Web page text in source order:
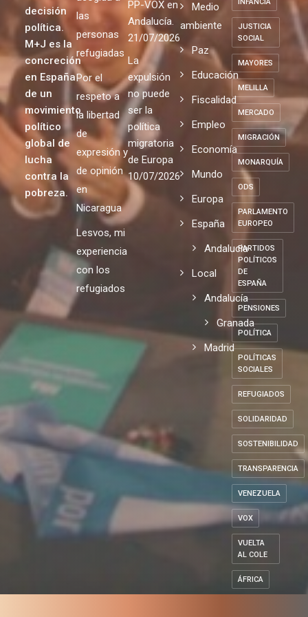
decisión
política.
M+J es la
concreción
en España
de un
movimiento
político
global de
lucha
contra la
pobreza.
las
personas
refugiadas
Por el
respeto a
la libertad
de
expresión y
de opinión
en
Nicaragua
Lesvos, mi
experiencia
con los
refugiados
PP-VOX en
Andalucía.
21/07/2026
La
expulsión
no puede
ser la
política
migratoria
de Europa
10/07/2026
Medio
ambiente
Paz
Educación
Fiscalidad
Empleo
Economía
Mundo
Europa
España
Andalucia
Local
Andalucía
Granada
Madrid
JUSTICIA
SOCIAL
MAYORES
MELILLA
MERCADO
MIGRACIÓN
MONARQUÍA
ODS
PARLAMENTO
EUROPEO
PARTIDOS
POLÍTICOS
DE
ESPAÑA
PENSIONES
POLÍTICA
POLÍTICAS
SOCIALES
REFUGIADOS
SOLIDARIDAD
SOSTENIBILIDAD
TRANSPARENCIA
VENEZUELA
VOX
VUELTA
AL COLE
ÁFRICA